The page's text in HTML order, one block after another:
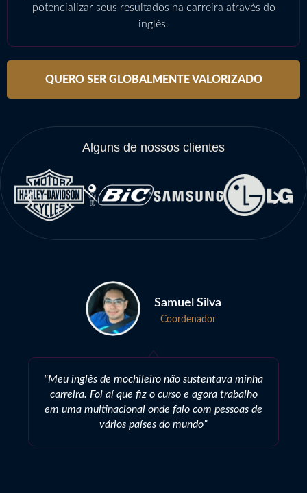
potencializar seus resultados na carreira através do
inglês.
QUERO SER GLOBALMENTE VALORIZADO
Alguns de nossos clientes
"Meu inglês de mochileiro não sustentava minha
carreira. Foi aí que fiz o curso e agora trabalho
em uma multinacional onde falo com pessoas de
vários países do mundo”
Samuel Silva
Coordenador